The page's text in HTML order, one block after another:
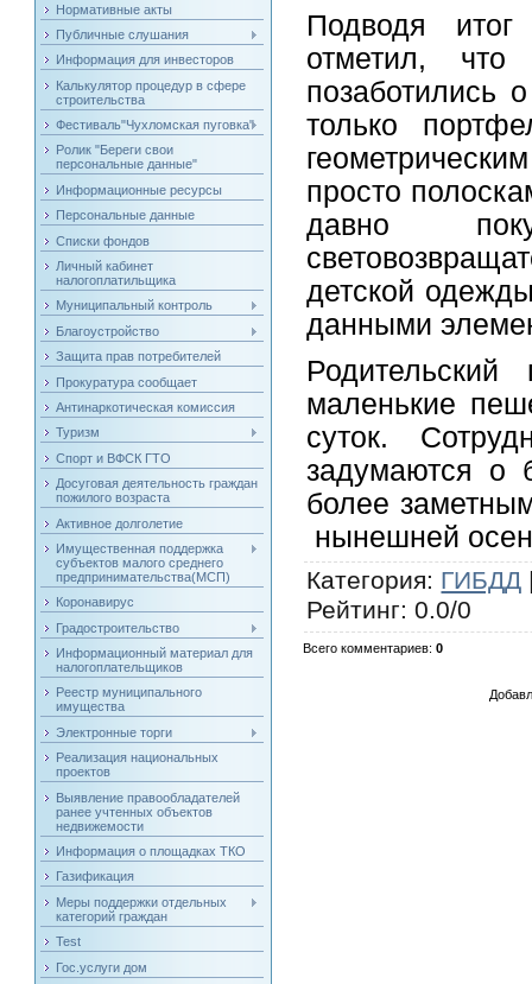
Нормативные акты
Публичные слушания
Информация для инвесторов
Калькулятор процедур в сфере
строительства
Фестиваль"Чухломская пуговка"
Ролик "Береги свои
персональные данные"
Информационные ресурсы
Персональные данные
Списки фондов
Личный кабинет
налогоплатильщика
Муниципальный контроль
Благоустройство
Защита прав потребителей
Прокуратура сообщает
Антинаркотическая комиссия
Туризм
Спорт и ВФСК ГТО
Досуговая деятельность граждан
пожилого возраста
Активное долголетие
Имущественная поддержка
субъектов малого среднего
предпринимательства(МСП)
Коронавирус
Градостроительство
Информационный материал для
налогоплательщиков
Реестр муниципального
имущества
Электронные торги
Реализация национальных
проектов
Выявление правообладателей
ранее учтенных объектов
недвижемости
Информация о площадках ТКО
Газификация
Меры поддержки отдельных
категорий граждан
Test
Гос.услуги дом
Подводя итог
отметил,
позаботились
только
просто
давно
детской
данными
маленькие
суток.
задумаются о
более
нынешней
Категория: ГИБДД
Рейтинг:0.0/0
Всего комментариев:0